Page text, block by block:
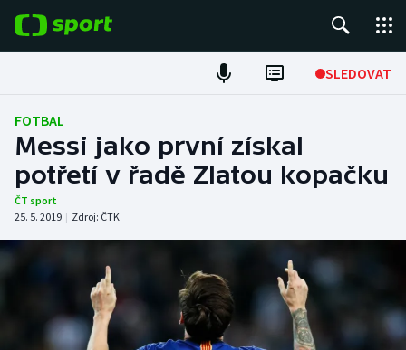
SLEDOVAT
Fotbal
Hokej
Tenis
Atletika
Cyklistika
DALŠÍ SPORTY
FOTBAL
Messi jako první získal
potřetí v řadě Zlatou kopačku
ČT sport
25. 5. 2019 | Zdroj: ČTK